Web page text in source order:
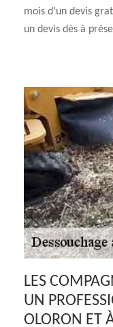
mois d’un devis
un devis dès à
LES
UN
OLORON ET